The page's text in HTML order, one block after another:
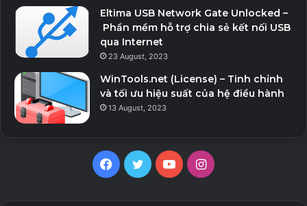
Eltima USB Network Gate Unlocked –
Phần mềm hỗ trợ chia sẻ kết nối USB
qua Internet
23 August, 2023
WinTools.net (License) – Tinh chỉnh
và tối ưu hiệu suất của hệ điều hành
13 August, 2023
Facebook
TwitterYouTubeInstagram